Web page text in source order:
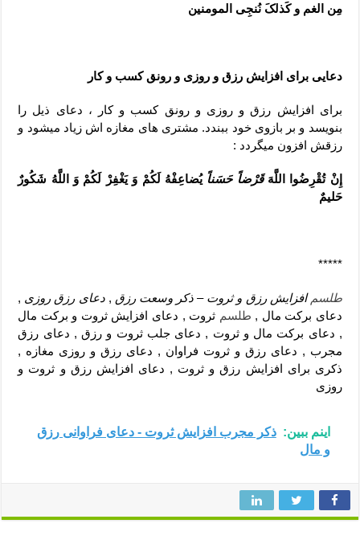
مِن الغم و کَذلکَ نُنجِى المومنین
دعایی برای افزایش رزق و روزی و رونق کسب و کار
برای افزایش رزق و روزی و رونق کسب و کار ، دعای ذیل را
بنویسد و بر بازوی خود ببندد. مشتری های مغازه اش زیاد میشود و
رزقش افزون میگردد :
إِنْ تُقْرِضُوا اللَّهَقَرْضاً حَسَناً یُضاعِفْهُ لَکُمْ وَ یَغْفِرْ لَکُمْ وَ اللَّهُ شَکُورٌ
حَلیمٌ
*****
طلسم افزایش رزق و ثروت – ذکر وسعت رزق ,دعای رزق روزی ,
دعای برکت مال , طلسم ثروت , دعای افزایش ثروت و برکت مال
, دعای برکت مال و ثروت , دعای جلب ثروت و رزق , دعای رزق
مجرب , دعای رزق و ثروت فراوان , دعای رزق و روزی مغازه ,
ذکری برای افزایش رزق و ثروت , دعای افزایش رزق و ثروت و
روزی
اینم ببین: ذکر مجرب افزایش ثروت - دعای فراوانی رزق
و مال